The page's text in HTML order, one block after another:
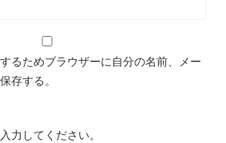
るためブラウザーに自分の名前、メー
存する。
力してください。